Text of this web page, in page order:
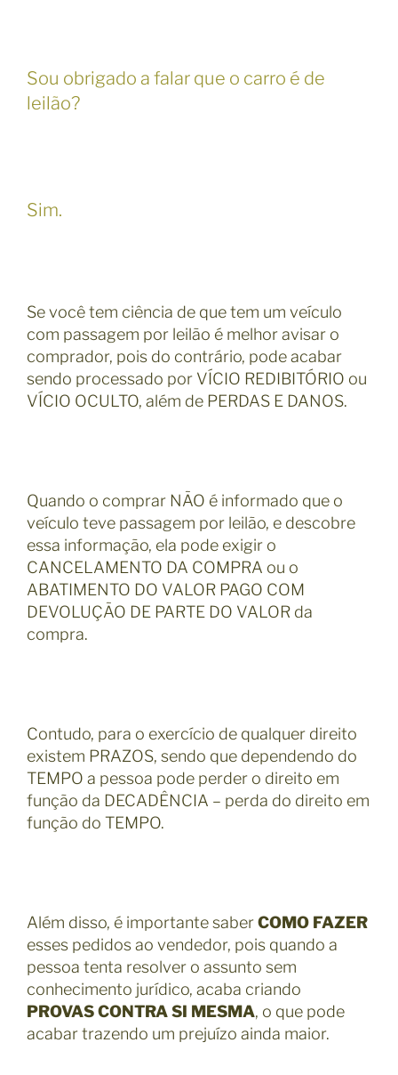
Sou obrigado a falar que o carro é de
leilão?
Sim.
Se você tem ciência de que tem um veículo
com passagem por leilão é melhor avisar o
comprador, pois do contrário, pode acabar
sendo processado por VÍCIO REDIBITÓRIO ou
VÍCIO OCULTO, além de PERDAS E DANOS.
Quando o comprar NÃO é informado que o
veículo teve passagem por leilão, e descobre
essa informação, ela pode exigir o
CANCELAMENTO DA COMPRA ou o
ABATIMENTO DO VALOR PAGO COM
DEVOLUÇÃO DE PARTE DO VALOR da
compra.
Contudo, para o exercício de qualquer direito
existem PRAZOS, sendo que dependendo do
TEMPO a pessoa pode perder o direito em
função da DECADÊNCIA – perda do direito em
função do TEMPO.
Além disso, é importante saberCOMO FAZER
esses pedidos ao vendedor, pois quando a
pessoa tenta resolver o assunto sem
conhecimento jurídico, acaba criando
PROVAS CONTRA SI MESMA, o que pode
acabar trazendo um prejuízo ainda maior.